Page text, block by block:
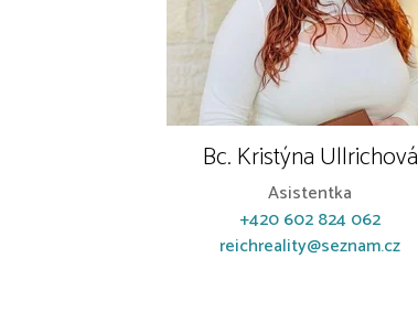
Bc. Kristýna Ullrichová
Asistentka
+420 602 824 062
reichreality@seznam.cz